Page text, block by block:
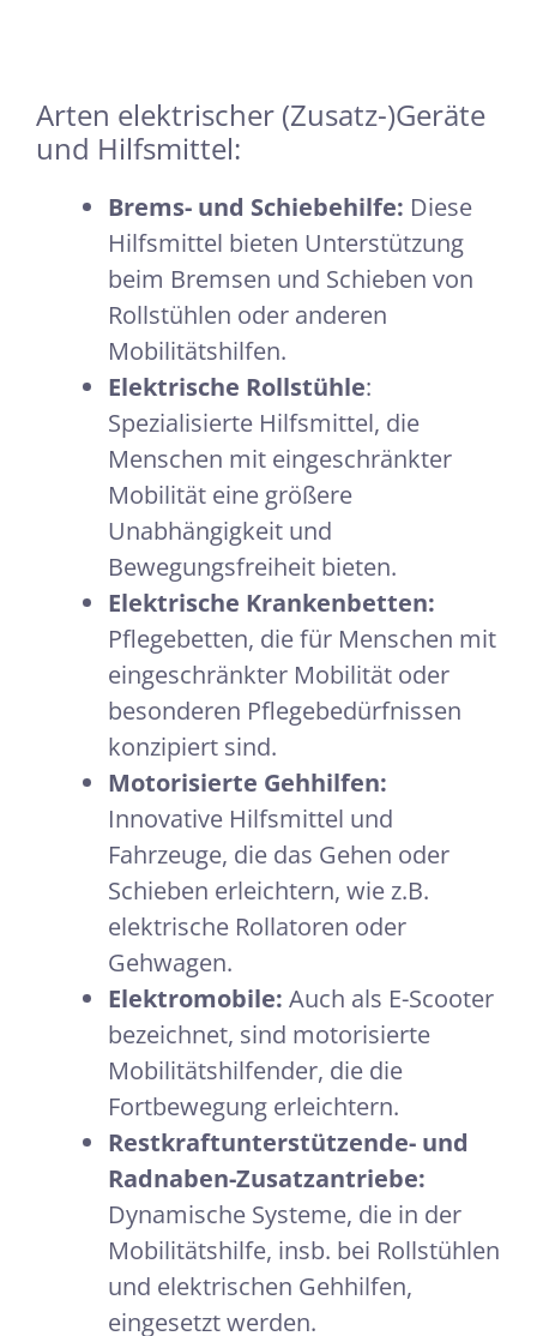
Arten elektrischer (Zusatz-)Geräte
und Hilfsmittel:
Brems- und Schiebehilfe: Diese
Hilfsmittel bieten Unterstützung
beim Bremsen und Schieben von
Rollstühlen oder anderen
Mobilitätshilfen.
Elektrische Rollstühle:
Spezialisierte Hilfsmittel, die
Menschen mit eingeschränkter
Mobilität eine größere
Unabhängigkeit und
Bewegungsfreiheit bieten.
Elektrische Krankenbetten:
Pflegebetten, die für Menschen mit
eingeschränkter Mobilität oder
besonderen Pflegebedürfnissen
konzipiert sind.
Motorisierte Gehhilfen:
Innovative Hilfsmittel und
Fahrzeuge, die das Gehen oder
Schieben erleichtern, wie z.B.
elektrische Rollatoren oder
Gehwagen.
Elektromobile: Auch als E-Scooter
bezeichnet, sind motorisierte
Mobilitätshilfender, die die
Fortbewegung erleichtern.
Restkraftunterstützende- und
Radnaben-Zusatzantriebe:
Dynamische Systeme, die in der
Mobilitätshilfe, insb. bei Rollstühlen
und elektrischen Gehhilfen,
eingesetzt werden.